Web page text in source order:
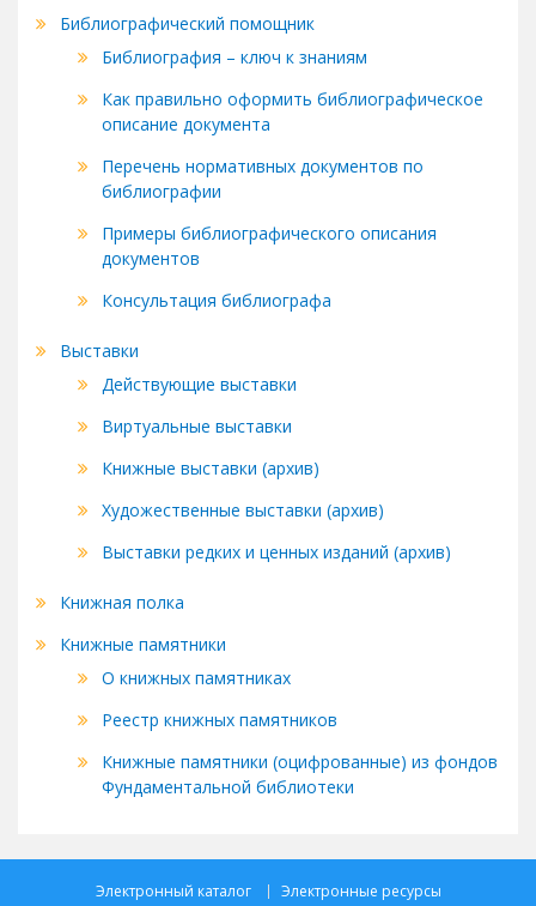
Библиографический помощник
Библиография – ключ к знаниям
Как правильно оформить библиографическое
описание документа
Перечень нормативных документов по
библиографии
Примеры библиографического описания
документов
Консультация библиографа
Выставки
Действующие выставки
Виртуальные выставки
Книжные выставки (архив)
Художественные выставки (архив)
Выставки редких и ценных изданий (архив)
Книжная полка
Книжные памятники
О книжных памятниках
Реестр книжных памятников
Книжные памятники (оцифрованные) из фондов
Фундаментальной библиотеки
Электронный каталог
Электронные ресурсы